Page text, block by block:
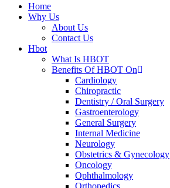
Home
Why Us
About Us
Contact Us
Hbot
What Is HBOT
Benefits Of HBOT On
Cardiology
Chiropractic
Dentistry / Oral Surgery
Gastroenterology
General Surgery
Internal Medicine
Neurology
Obstetrics & Gynecology
Oncology
Ophthalmology
Orthopedics